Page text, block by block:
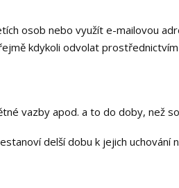
osob nebo využít e-mailovou
kdykoli odvolat prostřednictvím
vazby apod. a to do doby, než
delší dobu k jejich uchování